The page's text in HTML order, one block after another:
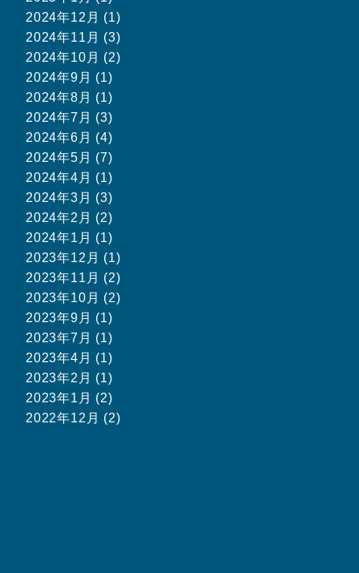
2024年12月 (1)
2024年11月 (3)
2024年10月 (2)
2024年9月 (1)
2024年8月 (1)
2024年7月 (3)
2024年6月 (4)
2024年5月 (7)
2024年4月 (1)
2024年3月 (3)
2024年2月 (2)
2024年1月 (1)
2023年12月 (1)
2023年11月 (2)
2023年10月 (2)
2023年9月 (1)
2023年7月 (1)
2023年4月 (1)
2023年2月 (1)
2023年1月 (2)
2022年12月 (2)